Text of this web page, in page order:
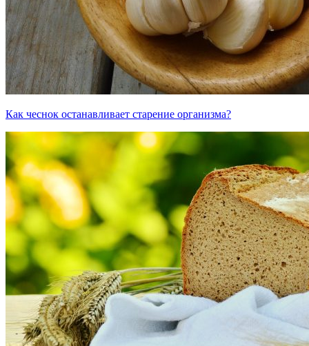
Как чеснок останавливает старение организма?